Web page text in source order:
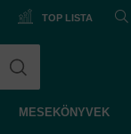
TOP LISTA
MESEKÖNYVEK